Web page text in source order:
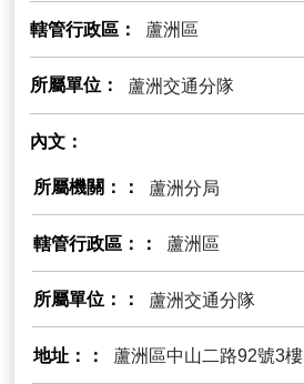
轄管行政區 蘆洲區
所屬單位 蘆洲交通分隊
內文
所屬機關： 蘆洲分局
轄管行政區： 蘆洲區
所屬單位： 蘆洲交通分隊
地址： 蘆洲區中山二路92號3樓